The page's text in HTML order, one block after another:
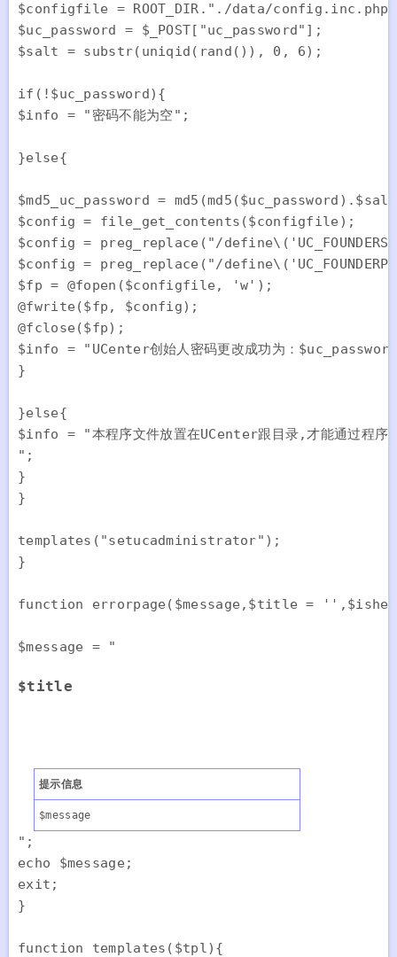
$configfile = ROOT_DIR."./data/
$uc_password = $_POST["uc_password"];
$salt = substr(uniqid(rand()), 0, 6);
if(!$uc_password){
$info = "密码不能为空";
}else{
$md5_uc_password =
$config = file_get_contents($configfile);
$config = preg_replace("/
$config = preg_replace("/
$fp = @fopen($configfile, 'w');
@fwrite($fp, $config);
@fclose($fp);
$info = "UCenter创始人密码更改成功为：
}
}else{
$info = "本程序文件放置在UCenter跟目录,才能通过程序
";
}
}
templates("setucadministrator");
}
function errorpage($message,$title =
$message = "
$title
提示信息
$message
";
echo $message;
exit;
}
function templates($tpl){